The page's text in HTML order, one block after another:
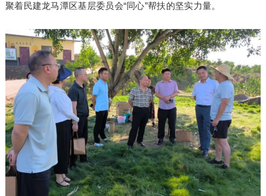
聚着民建龙马潭区基层委员会“同心”帮扶的坚实力量。